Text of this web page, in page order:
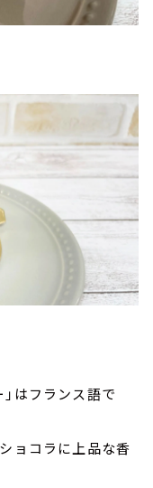
はフランス語で
ョコラに上品な香